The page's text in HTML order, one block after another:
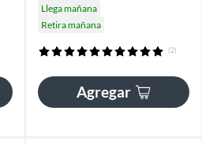
Llega mañana
Retira mañana
(2)
Agregar